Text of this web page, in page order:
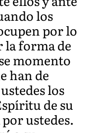
los
por lo
la forma de
momento
han de
los
de su
ustedes.